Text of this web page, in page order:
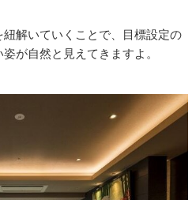
解いていくことで、目標設定の
が自然と見えてきますよ。